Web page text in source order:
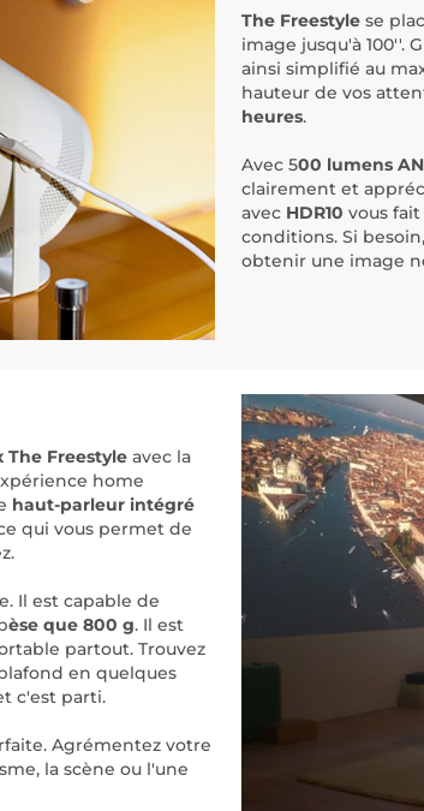
The Freestyle se
image jusqu'à 100''.
ainsi simplifié au
hauteur de vos
heures.
Avec 500 lumens
clairement et
avec HDR10 vous
conditions. Si besoin,
obtenir une image
The Freestyle avec la
home
haut-parleur intégré
qui vous permet de
Il est capable de
èse que 800 g. Il est
partout. Trouvez
en quelques
c'est parti.
Agrémentez votre
la scène ou l'une